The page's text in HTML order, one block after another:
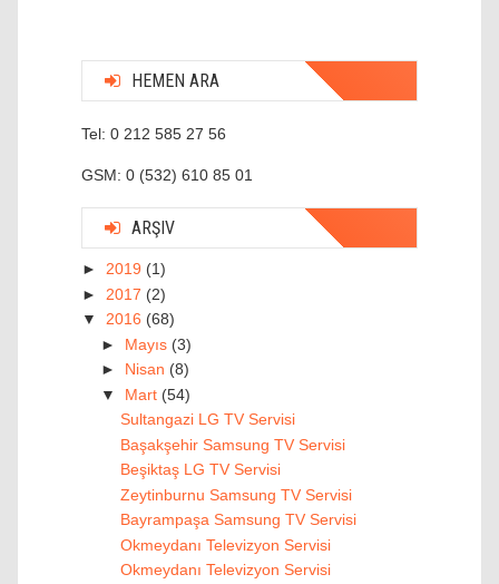
HEMEN ARA
Tel: 0 212 585 27 56
GSM: 0 (532) 610 85 01
ARŞIV
► 2019 (1)
► 2017 (2)
▼ 2016 (68)
► Mayıs (3)
► Nisan (8)
▼ Mart (54)
Sultangazi LG TV Servisi
Başakşehir Samsung TV Servisi
Beşiktaş LG TV Servisi
Zeytinburnu Samsung TV Servisi
Bayrampaşa Samsung TV Servisi
Okmeydanı Televizyon Servisi
Okmeydanı Televizyon Servisi